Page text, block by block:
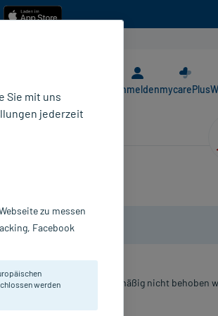
AnmeldenmycarePlus
Mangel, der ernährungsmäßig nicht behoben
Sie mit uns
jederzeit
zu messen
Facebook
werden